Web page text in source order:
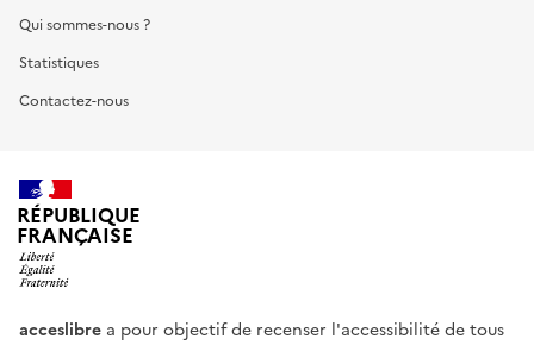
Qui sommes-nous ?
Statistiques
Contactez-nous
RÉPUBLIQUE
FRANÇAISE
acceslibre a pour objectif de recenser l'accessibilité de tous